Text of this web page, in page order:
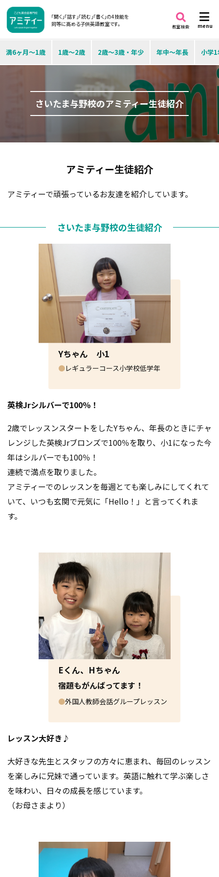
「聞く」「話す」「読む」「書く」の4技能を
同等に高める子供英語教室です。
menu
教室検索
満6ヶ月～1歳 1歳～2歳 2歳～3歳・年少 年中～年長 小学
さいたま与野校のアミティー生徒紹介
アミティー生徒紹介
アミティーで頑張っているお友達を紹介しています。
さいたま与野校の生徒紹介
Yちゃん 小1
●レギュラーコース小学校低学年
英検Jrシルバーで100％！
2歳でレッスンスタートをしたYちゃん、年長のときにチャ
レンジした英検Jrブロンズで100％を取り、小1になった今
年はシルバーでも100％！
連続で満点を取りました。
アミティーでのレッスンを毎週とても楽しみにしてくれて
いて、いつも玄関で元気に「Hello！」と言ってくれま
す。
Eくん、Hちゃん
宿題もがんばってます！
●外国人教師会話グループレッスン
レッスン大好き♪
大好きな先生とスタッフの方々に恵まれ、毎回のレッスン
を楽しみに兄妹で通っています。英語に触れて学ぶ楽しさ
を味わい、日々の成長を感じています。
（お母さまより）